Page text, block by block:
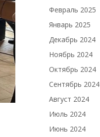
Февраль 2025
Январь 2025
Декабрь 2024
Ноябрь 2024
Октябрь 2024
Сентябрь 2024
Август 2024
Июль 2024
Июнь 2024